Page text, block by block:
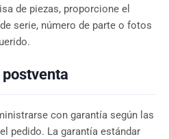
de piezas, proporcione el
serie, número de parte o fotos
con garantía según las
pedido. La garantía estándar